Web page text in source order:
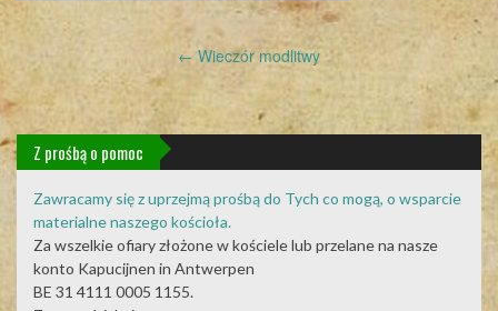
Post
navigation
← Wieczór modlitwy
Z prośbą o pomoc
Zawracamy się z uprzejmą prośbą do Tych co mogą, o wsparcie
materialne naszego kościoła.
Za wszelkie ofiary złożone w kościele lub przelane na nasze
konto Kapucijnen in Antwerpen
BE 31 4111 0005 1155.